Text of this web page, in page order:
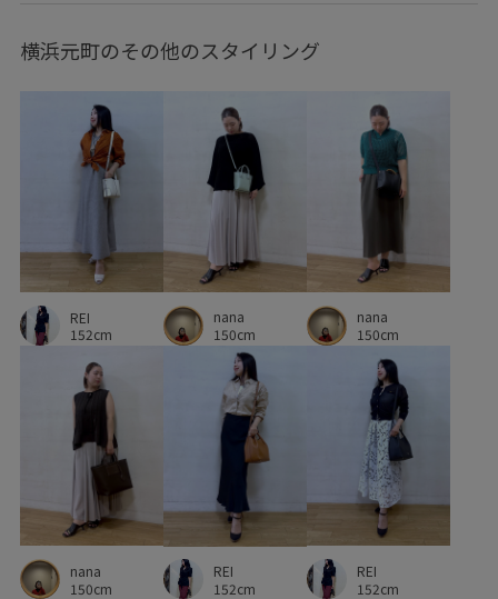
タンクトップ ニット ニットワンピース
ハイウエスト パンプス
ポケット付き ポリエステル ラメ
レディライク ローファー ワイドシルエット
伸縮性 光沢感 冷んやり 冷房対策
別注 別注アイテム 女性らしい印象 幅広
快適な着心地 持ち運びに便利 清涼感
着心地が良い 程よい肉感 美脚 美脚効果
肌見せ 自宅で洗える 華やか 薄手
超長綿 透け感 金ボタン 高級感
横浜元町のその他のスタイリング
REI
152cm
nana
150cm
nana
150cm
nana
150cm
REI
152cm
REI
152cm